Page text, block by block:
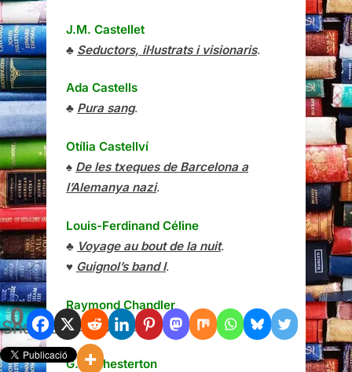
0
Shares
J.M. Castellet
♣ Seductors, il·lustrats i visionaris.
Ada Castells
♣ Pura sang.
Otília Castellví
♠ De les txeques de Barcelona a
l’Alemanya nazi.
Louis-Ferdinand Céline
♣ Voyage au bout de la nuit.
♥ Guignol’s band I.
Raymond Chandler
♣ Adéu, nena .
G.K. Chesterton